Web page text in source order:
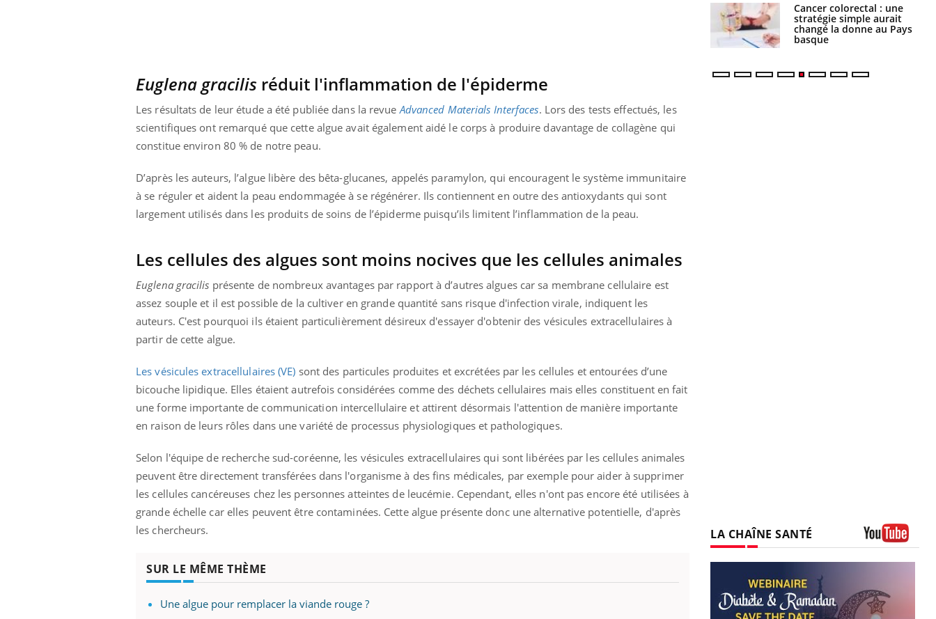
Euglena gracilis réduit l'inflammation de l'épiderme
Les résultats de leur étude a été publiée dans la revueAdvanced Materials Interfaces. Lors des tests effectués, les
scientifiques ont remarqué que cette algue avait également aidé le corps à produire davantage de collagène qui
constitue environ 80 % de notre peau.
D’après les auteurs, l’algue libère des bêta-glucanes, appelés paramylon, qui encouragent le système immunitaire
à se réguler et aident la peau endommagée à se régénérer. Ils contiennent en outre des antioxydants qui sont
largement utilisés dans les produits de soins de l’épiderme puisqu’ils limitent l’inflammation de la peau.
Les cellules des algues sont moins nocives que les cellules animales
Euglena gracilis présente de nombreux avantages par rapport à d’autres algues car sa membrane cellulaire est
assez souple et il est possible de la cultiver en grande quantité sans risque d'infection virale, indiquent les
auteurs. C'est pourquoi ils étaient particulièrement désireux d'essayer d'obtenir des vésicules extracellulaires à
partir de cette algue.
Les vésicules extracellulaires (VE) sont des particules produites et excrétées par les cellules et entourées d’une
bicouche lipidique. Elles étaient autrefois considérées comme des déchets cellulaires mais elles constituent en fait
une forme importante de communication intercellulaire et attirent désormais l'attention de manière importante
en raison de leurs rôles dans une variété de processus physiologiques et pathologiques.
Selon l'équipe de recherche sud-coréenne, les vésicules extracellulaires qui sont libérées par les cellules animales
peuvent être directement transférées dans l'organisme à des fins médicales, par exemple pour aider à supprimer
les cellules cancéreuses chez les personnes atteintes de leucémie. Cependant, elles n'ont pas encore été utilisées à
grande échelle car elles peuvent être contaminées. Cette algue présente donc une alternative potentielle, d'après
les chercheurs.
SUR LE MÊME THÈME
Une algue pour remplacer la viande rouge ?
Cancer colorectal : une
stratégie simple aurait
changé la donne au Pays
basque
LA CHAÎNE SANTÉ